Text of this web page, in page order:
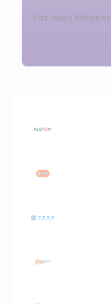
Voir leurs histoires